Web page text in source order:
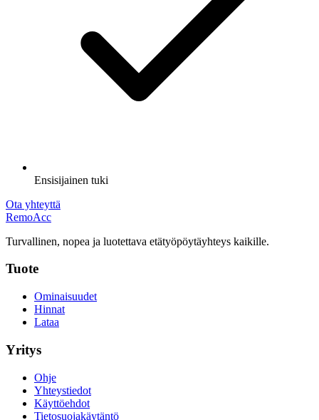
Ensisijainen tuki
Ota yhteyttä
RemoAcc
Turvallinen, nopea ja luotettava etätyöpöytäyhteys kaikille.
Tuote
Ominaisuudet
Hinnat
Lataa
Yritys
Ohje
Yhteystiedot
Käyttöehdot
Tietosuojakäytäntö